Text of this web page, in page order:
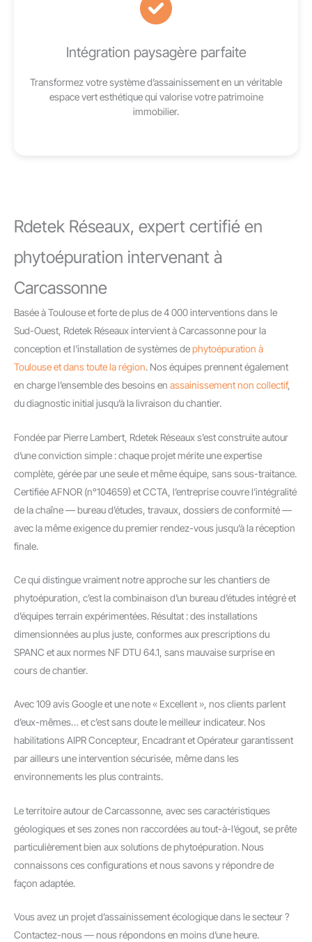
Intégration paysagère parfaite
Transformez votre système d’assainissement en un véritable
espace vert esthétique qui valorise votre patrimoine
immobilier.
Rdetek Réseaux, expert certifié en
phytoépuration intervenant à
Carcassonne
Basée à Toulouse et forte de plus de 4 000 interventions dans le
Sud-Ouest, Rdetek Réseaux intervient à Carcassonne pour la
conception et l’installation de systèmes dephytoépuration à
Toulouse et dans toute la région. Nos équipes prennent également
en charge l’ensemble des besoins en assainissement non collectif,
du diagnostic initial jusqu’à la livraison du chantier.
Fondée par Pierre Lambert, Rdetek Réseaux s’est construite autour
d’une conviction simple : chaque projet mérite une expertise
complète, gérée par une seule et même équipe, sans sous-traitance.
Certifiée AFNOR (n°104659) et CCTA, l’entreprise couvre l’intégralité
de la chaîne — bureau d’études, travaux, dossiers de conformité —
avec la même exigence du premier rendez-vous jusqu’à la réception
finale.
Ce qui distingue vraiment notre approche sur les chantiers de
phytoépuration, c’est la combinaison d’un bureau d’études intégré et
d’équipes terrain expérimentées. Résultat : des installations
dimensionnées au plus juste, conformes aux prescriptions du
SPANC et aux normes NF DTU 64.1, sans mauvaise surprise en
cours de chantier.
Avec 109 avis Google et une note « Excellent », nos clients parlent
d’eux-mêmes… et c’est sans doute le meilleur indicateur. Nos
habilitations AIPR Concepteur, Encadrant et Opérateur garantissent
par ailleurs une intervention sécurisée, même dans les
environnements les plus contraints.
Le territoire autour de Carcassonne, avec ses caractéristiques
géologiques et ses zones non raccordées au tout-à-l’égout, se prête
particulièrement bien aux solutions de phytoépuration. Nous
connaissons ces configurations et nous savons y répondre de
façon adaptée.
Vous avez un projet d’assainissement écologique dans le secteur ?
Contactez-nous — nous répondons en moins d’une heure.